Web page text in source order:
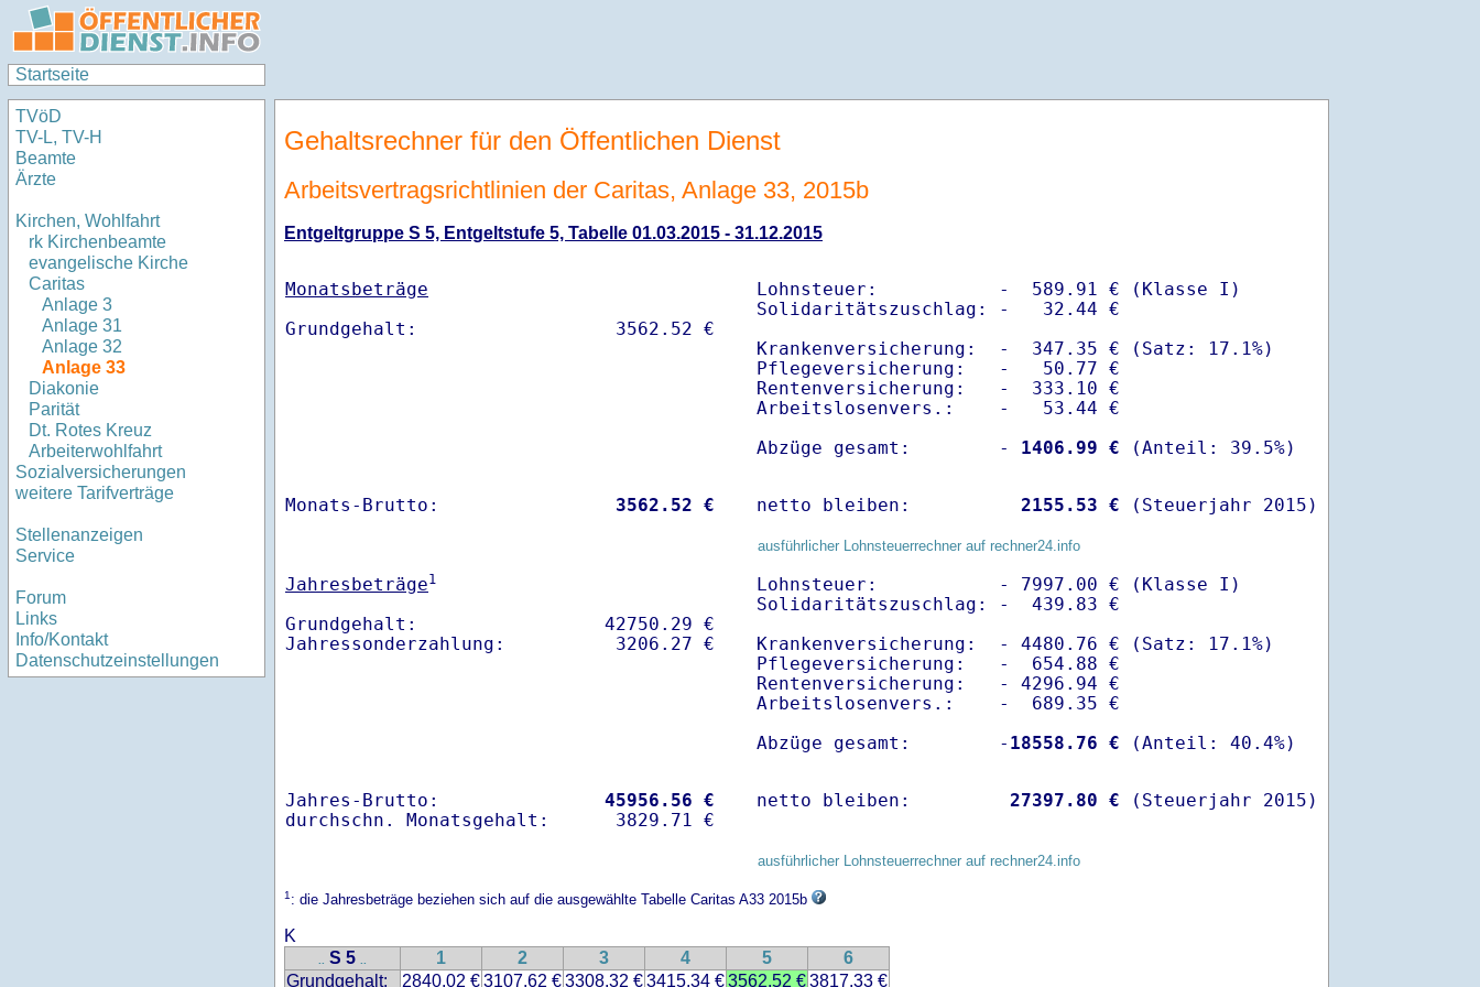
Startseite
TVöD
TV-L, TV-H
Beamte
Ärzte
Kirchen, Wohlfahrt
rk Kirchenbeamte
evangelische Kirche
Caritas
Anlage 3
Anlage 31
Anlage 32
Anlage 33
Diakonie
Parität
Dt. Rotes Kreuz
Arbeiterwohlfahrt
Sozialversicherungen
weitere Tarifverträge
Stellenanzeigen
Service
Forum
Links
Info/Kontakt
Datenschutzeinstellungen
Gehaltsrechner für den Öffentlichen Dienst
Arbeitsvertragsrichtlinien der Caritas, Anlage 33, 2015b
Entgeltgruppe S 5, Entgeltstufe 5, Tabelle 01.03.2015 - 31.12.2015
Monatsbeträge
Lohnsteuer:           -  589.91 € (Klasse I)
Solidaritätszuschlag: -   32.44 €
Krankenversicherung:  -  347.35 € (Satz: 17.1%)
Pflegeversicherung:   -   50.77 €
Rentenversicherung:   -  333.10 €
Arbeitslosenvers.:    -   53.44 €
Abzüge gesamt:        -
1406.99 €
Monats-Brutto: 3562.52 € netto bleiben: 2155.53 € (Steuerjahr 2015)
ausführlicher Lohnsteuerrechner auf rechner24.info
Jahresbeträge1
Grundgehalt:                 42750.29 €
Lohnsteuer:           - 7997.00 € (Klasse I)
Solidaritätszuschlag: -  439.83 €
Krankenversicherung:  - 4480.76 € (Satz: 17.1%)
Pflegeversicherung:   -  654.88 €
Rentenversicherung:   - 4296.94 €
Arbeitslosenvers.:    -  689.35 €
Abzüge gesamt:        - 18558.76 €
Jahres-Brutto: 45956.56 €
netto bleiben: 27397.80 € (Steuerjahr 2015)
ausführlicher Lohnsteuerrechner auf rechner24.info
1: die Jahresbeträge beziehen sich auf die ausgewählte Tabelle Caritas A33 2015b
K
.. S 5 .. 1 2 3 4 5
6
Grundgehalt:
2840.02 €3107.62 €3308.32 €3415.34 €3562.52 €3817.33 €